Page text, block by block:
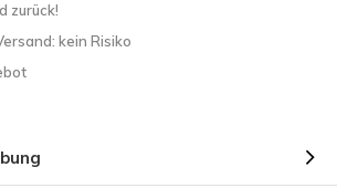
zurück!
kein Risiko